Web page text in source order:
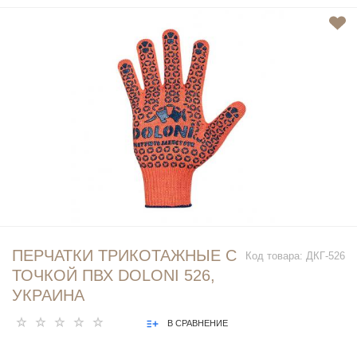
Код товара: ДКГ-526
ПЕРЧАТКИ ТРИКОТАЖНЫЕ С
ТОЧКОЙ ПВХ DOLONI 526,
УКРАИНА
В СРАВНЕНИЕ